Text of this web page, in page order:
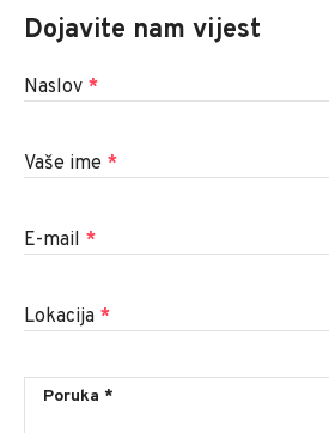
Dojavite nam vijest
Naslov *
Vaše ime *
E-mail *
Lokacija *